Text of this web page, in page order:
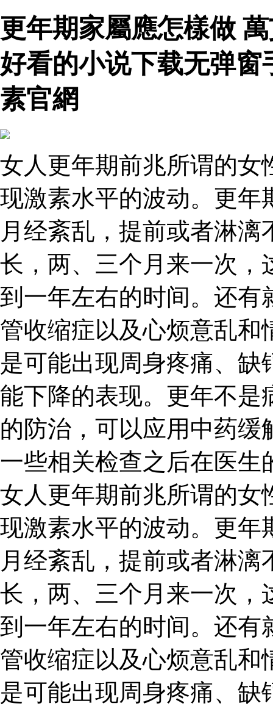
更年期家屬應怎樣做
好看的小说下载无弹
素官網
女人更年期前兆所谓的女
现激素水平的波动。更年
月经紊乱，提前或者淋
长，两、三个月来一次，
到一年左右的时间。还有
管收缩症以及心烦意乱和
是可能出现周身疼痛、
能下降的表现。更年不是
的防治，可以应用中药
一些相关检查之后在医生
女人更年期前兆所谓的女
现激素水平的波动。更年
月经紊乱，提前或者淋
长，两、三个月来一次，
到一年左右的时间。还有
管收缩症以及心烦意乱和
是可能出现周身疼痛、